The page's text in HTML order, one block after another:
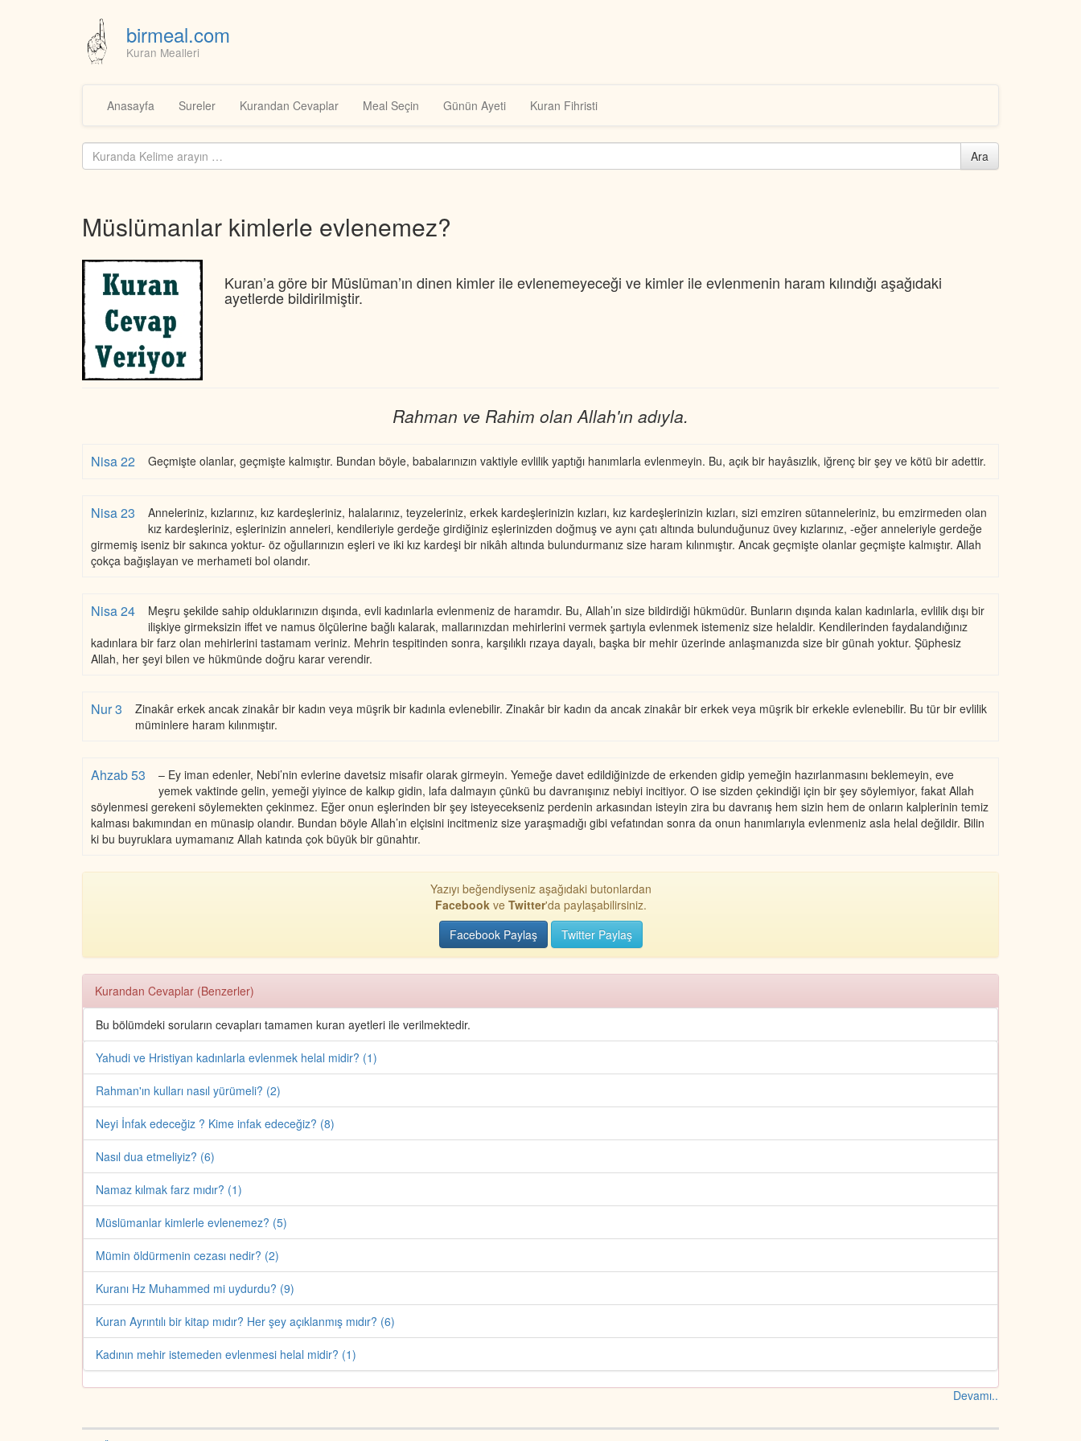
birmeal.com
Kuran Mealleri
content
Anasayfa Sureler Kurandan Cevaplar Meal Seçin Günün Ayeti Kuran Fihristi
Kuranda
ara...
Ara
Müslümanlar kimlerle evlenemez?
Kuran’a göre bir Müslüman’ın dinen kimler ile evlenemeyeceği ve kimler ile evlenmenin haram kılındığı aşağıdaki
ayetlerde bildirilmiştir.
Rahman ve Rahim olan Allah'ın adıyla.
Nisa 22 Geçmişte olanlar, geçmişte kalmıştır. Bundan böyle, babalarınızın vaktiyle evlilik yaptığı hanımlarla evlenmeyin. Bu, açık bir hayâsızlık, iğrenç bir şey ve kötü bir adettir.
Nisa 23
Anneleriniz, kızlarınız, kız kardeşleriniz, halalarınız, teyzeleriniz, erkek kardeşlerinizin kızları, kız kardeşlerinizin kızları, sizi emziren sütanneleriniz, bu emzirmeden olan
kız kardeşleriniz, eşlerinizin anneleri, kendileriyle gerdeğe girdiğiniz eşlerinizden doğmuş ve aynı çatı altında bulunduğunuz üvey kızlarınız, -eğer anneleriyle gerdeğe
girmemiş iseniz bir sakınca yoktur- öz oğullarınızın eşleri ve iki kız kardeşi bir nikâh altında bulundurmanız size haram kılınmıştır. Ancak geçmişte olanlar geçmişte kalmıştır. Allah
çokça bağışlayan ve merhameti bol olandır.
Nisa 24
Meşru şekilde sahip olduklarınızın dışında, evli kadınlarla evlenmeniz de haramdır. Bu, Allah’ın size bildirdiği hükmüdür. Bunların dışında kalan kadınlarla, evlilik dışı bir
ilişkiye girmeksizin iffet ve namus ölçülerine bağlı kalarak, mallarınızdan mehirlerini vermek şartıyla evlenmek istemeniz size helaldir. Kendilerinden faydalandığınız
kadınlara bir farz olan mehirlerini tastamam veriniz. Mehrin tespitinden sonra, karşılıklı rızaya dayalı, başka bir mehir üzerinde anlaşmanızda size bir günah yoktur. Şüphesiz
Allah, her şeyi bilen ve hükmünde doğru karar verendir.
Nur 3
Zinakâr erkek ancak zinakâr bir kadın veya müşrik bir kadınla evlenebilir. Zinakâr bir kadın da ancak zinakâr bir erkek veya müşrik bir erkekle evlenebilir. Bu tür bir evlilik
müminlere haram kılınmıştır.
Ahzab 53
– Ey iman edenler, Nebi’nin evlerine davetsiz misafir olarak girmeyin. Yemeğe davet edildiğinizde de erkenden gidip yemeğin hazırlanmasını beklemeyin, eve
yemek vaktinde gelin, yemeği yiyince de kalkıp gidin, lafa dalmayın çünkü bu davranışınız nebiyi incitiyor. O ise sizden çekindiği için bir şey söylemiyor, fakat Allah
söylenmesi gerekeni söylemekten çekinmez. Eğer onun eşlerinden bir şey isteyecekseniz perdenin arkasından isteyin zira bu davranış hem sizin hem de onların kalplerinin temiz
kalması bakımından en münasip olandır. Bundan böyle Allah’ın elçisini incitmeniz size yaraşmadığı gibi vefatından sonra da onun hanımlarıyla evlenmeniz asla helal değildir. Bilin
ki bu buyruklara uymamanız Allah katında çok büyük bir günahtır.
Yazıyı beğendiyseniz aşağıdaki butonlardan
Facebookve Twitter'da paylaşabilirsiniz.
Facebook Paylaş
Twitter Paylaş
Kurandan Cevaplar (Benzerler)
Bu bölümdeki soruların cevapları tamamen kuran ayetleri ile verilmektedir.
Yahudi ve Hristiyan kadınlarla evlenmek helal midir? (1)
Rahman'ın kulları nasıl yürümeli? (2)
Neyi İnfak edeceğiz ? Kime infak edeceğiz? (8)
Nasıl dua etmeliyiz? (6)
Namaz kılmak farz mıdır? (1)
Müslümanlar kimlerle evlenemez? (5)
Mümin öldürmenin cezası nedir? (2)
Kuranı Hz Muhammed mi uydurdu? (9)
Kuran Ayrıntılı bir kitap mıdır? Her şey açıklanmış mıdır? (6)
Kadının mehir istemeden evlenmesi helal midir? (1)
Devamı..